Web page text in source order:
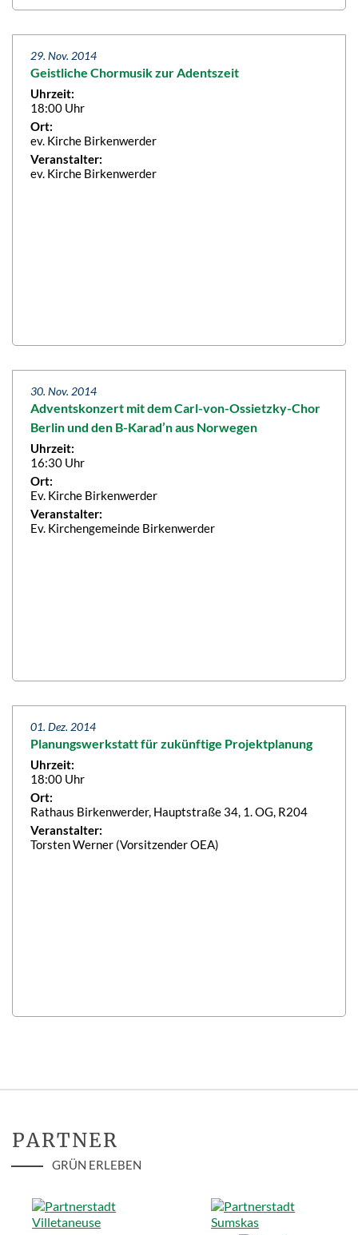
29. Nov. 2014
Geistliche Chormusik zur Adentszeit
Uhrzeit:
18:00 Uhr
Ort:
ev. Kirche Birkenwerder
Veranstalter:
ev. Kirche Birkenwerder
30. Nov. 2014
Adventskonzert mit dem Carl-von-Ossietzky-Chor
Berlin und den B-Karad’n aus Norwegen
Uhrzeit:
16:30 Uhr
Ort:
Ev. Kirche Birkenwerder
Veranstalter:
Ev. Kirchengemeinde Birkenwerder
01. Dez. 2014
Planungswerkstatt für zukünftige Projektplanung
Uhrzeit:
18:00 Uhr
Ort:
Rathaus Birkenwerder, Hauptstraße 34, 1. OG, R204
Veranstalter:
Torsten Werner (Vorsitzender OEA)
PARTNER
GRÜN ERLEBEN